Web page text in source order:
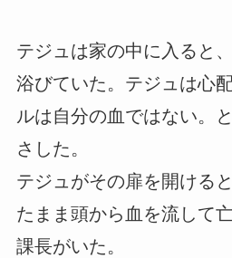
テジュは家の中に入ると
浴びていた。テジュは心
ルは自分の血ではない。
さした。
テジュがその扉を開ける
たまま頭から血を流して
課長がいた。